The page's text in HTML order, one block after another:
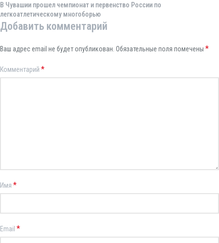
В Чувашии прошел чемпионат и первенство России по
легкоатлетическому многоборью
Добавить комментарий
Ваш адрес email не будет опубликован. Обязательные поля помечены *
Комментарий *
Имя *
Email *